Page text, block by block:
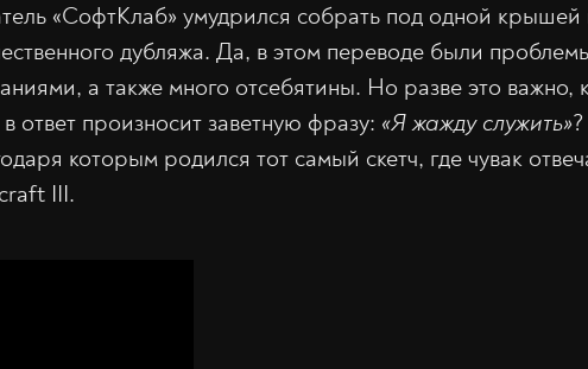
«СофтКлаб» умудрился собрать под одной крышей
дубляжа. Да, в этом переводе были
а также много отсебятины. Но разве это важно,
ответ произносит заветную фразу: «Я жажду служить»
которым родился тот самый скетч, где чувак
III.